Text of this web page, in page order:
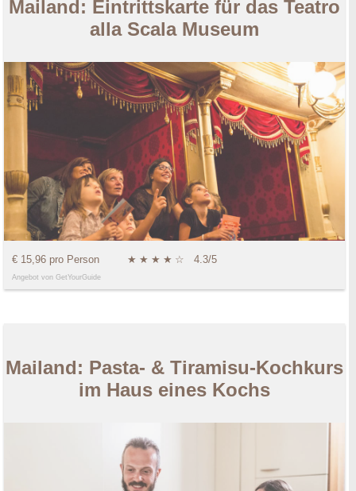
Mailand: Eintrittskarte für das Teatro
alla Scala Museum
€ 15,96 pro Person ★ ★ ★ ★ ☆ 4.3/5
Angebot von GetYourGuide
Mailand: Pasta- & Tiramisu-Kochkurs
im Haus eines Kochs